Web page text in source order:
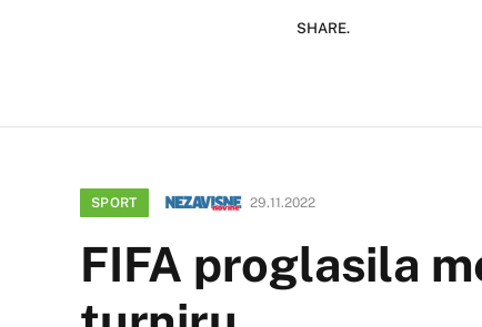
SHARE.
SPORT 29.11.2022
FIFA proglasila